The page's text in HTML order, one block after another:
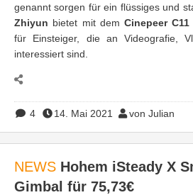
genannt sorgen für ein flüssiges und
Zhiyun bietet mit dem Cinepeer C11
für Einsteiger, die an Videografie,
interessiert sind.
4 14. Mai 2021 von Julian
NEWS Hohem iSteady X
Gimbal für 75,73€